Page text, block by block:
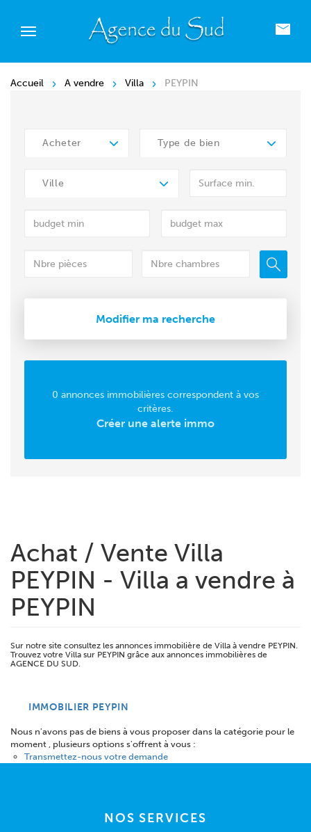
Accueil A vendre Villa PEYPIN
Acheter Type de bien
Ville
Modifier ma recherche
0 annonces immobilières correspondent à vos
critères.
Créer une alerte immo
Achat / Vente Villa
PEYPIN - Villa a vendre à
PEYPIN
Sur notre site consultez les annonces immobilière de Villa à vendre PEYPIN.
Trouvez votre Villa sur PEYPIN grâce aux annonces immobilières de
AGENCE DU SUD.
IMMOBILIER PEYPIN
Nous n'avons pas de biens à vous proposer dans la catégorie pour le
moment , plusieurs options s'offrent à vous :
Transmettez-nous votre demande
NOS SERVICES